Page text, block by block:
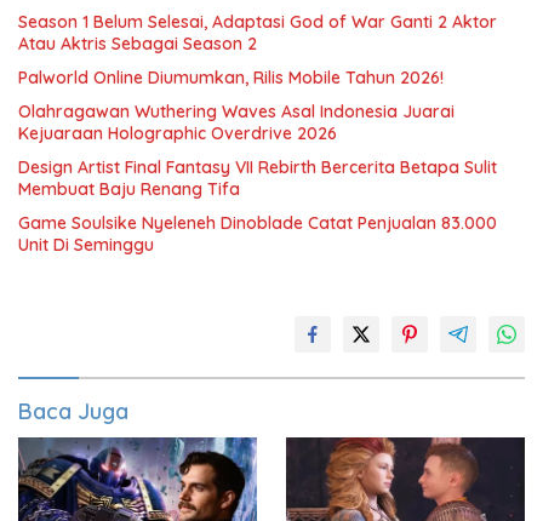
Season 1 Belum Selesai, Adaptasi God of War Ganti 2 Aktor
Atau Aktris Sebagai Season 2
Palworld Online Diumumkan, Rilis Mobile Tahun 2026!
Olahragawan Wuthering Waves Asal Indonesia Juarai
Kejuaraan Holographic Overdrive 2026
Design Artist Final Fantasy VII Rebirth Bercerita Betapa Sulit
Membuat Baju Renang Tifa
Game Soulsike Nyeleneh Dinoblade Catat Penjualan 83.000
Unit Di Seminggu
Baca Juga